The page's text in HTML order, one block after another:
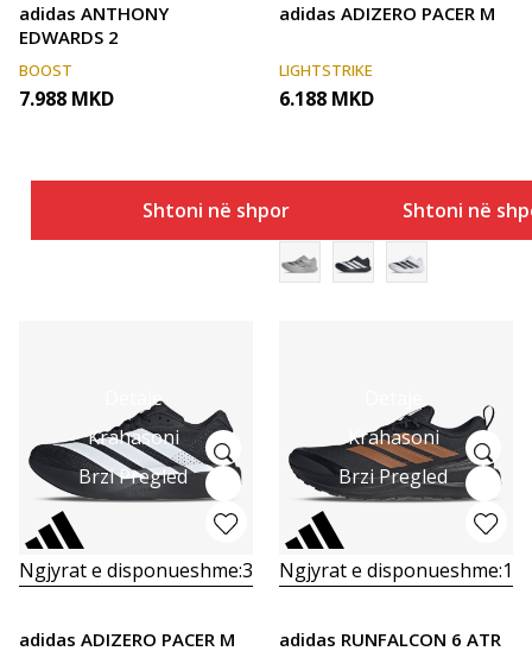
adidas ANTHONY
EDWARDS 2
BOOST
7.988 MKD
Shtoni në shportë
adidas ADIZERO PACER M
LIGHTSTRIKE
6.188 MKD
Shtoni në
Detaje
Krahasoni
Brzi Pregled
Ngjyrat e disponueshme:3
adidas ADIZERO PACER M
Krahasoni
Brzi Pregled
Ngjyrat e disponueshme:1
adidas RUNFALCON 6 ATR